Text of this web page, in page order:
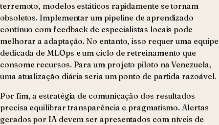
terremoto, modelos estáticos rapidamente se tornam
obsoletos. Implementar um pipeline de aprendizado
contínuo com feedback de especialistas locais pode
melhorar a adaptação. No entanto, isso requer uma equipe
dedicada de MLOps e um ciclo de retreinamento que
consome recursos. Para um projeto piloto na Venezuela,
uma atualização diária seria um ponto de partida razoável.
Por fim, a estratégia de comunicação dos resultados
precisa equilibrar transparência e pragmatismo. Alertas
gerados por IA devem ser apresentados com níveis de